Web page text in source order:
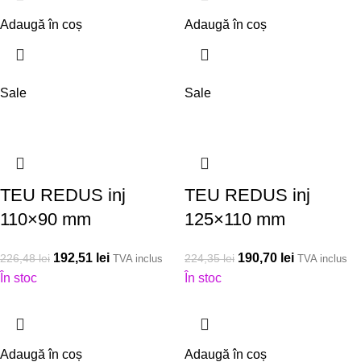
Adaugă în coș Adaugă în coș
Sale
TEU REDUS inj
110×90 mm
226,48lei 192,51 lei TVA inclus
În stoc
Adaugă în coș
Sale
TEU REDUS inj
125×110 mm
224,35lei 190,70 lei TVA inclus
În stoc
Adaugă în coș